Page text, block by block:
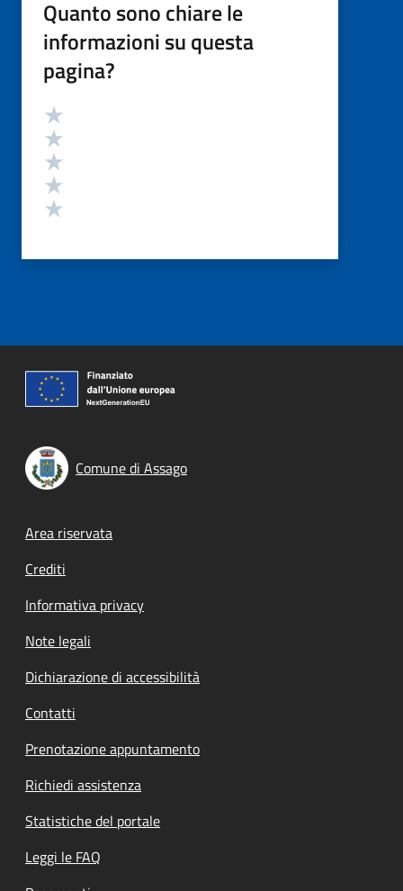
Quanto sono chiare le
informazioni su questa
pagina?
Valutazione
Comune di Assago
Footer menu
Area riservata
Crediti
Informativa privacy
Note legali
Dichiarazione di accessibilità
Contatti
Prenotazione appuntamento
Richiedi assistenza
Statistiche del portale
Leggi le FAQ